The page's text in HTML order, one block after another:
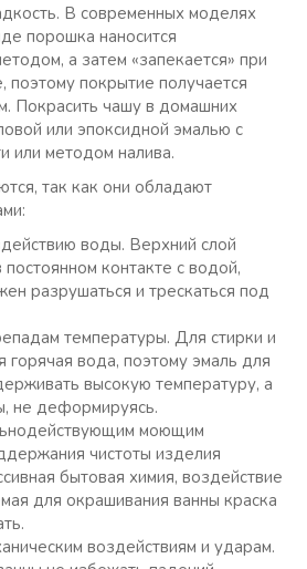
В современных моделях
порошка наносится
а затем «запекается» при
покрытие получается
Покрасить чашу в домашних
или эпоксидной эмалью с
или методом налива.
так как они обладают
воды. Верхний слой
постоянном контакте с водой,
разрушаться и трескаться под
температуры. Для стирки и
горячая вода, поэтому эмаль для
высокую температуру, а
не деформируясь.
моющим
чистоты изделия
бытовая химия, воздействие
для окрашивания ванны краска
воздействиям и ударам.